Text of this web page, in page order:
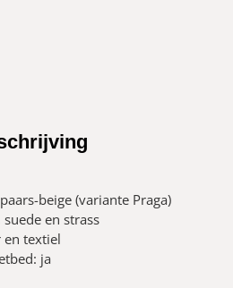
beige (variante Praga)
en strass
en textiel
ja